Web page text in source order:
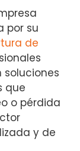
por su
de
que
o pérdida
y de